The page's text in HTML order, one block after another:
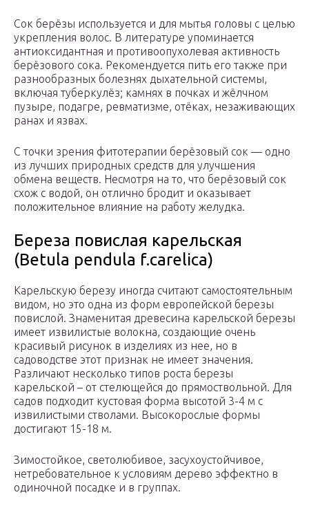
Сок берёзы используется и для мытья головы с целью
укрепления волос. В литературе упоминается
антиоксидантная и противоопухолевая активность
берёзового сока. Рекомендуется пить его также при
разнообразных болезнях дыхательной системы,
включая туберкулёз; камнях в почках и жёлчном
пузыре, подагре, ревматизме, отёках, незаживающих
ранах и язвах.
С точки зрения фитотерапии берёзовый сок — одно
из лучших природных средств для улучшения
обмена веществ. Несмотря на то, что берёзовый сок
схож с водой, он отлично бродит и оказывает
положительное влияние на работу желудка.
Береза повислая карельская
(Betula pendula f.carelica)
Карельскую березу иногда считают самостоятельным
видом, но это одна из форм европейской березы
повислой. Знаменитая древесина карельской березы
имеет извилистые волокна, создающие очень
красивый рисунок в изделиях из нее, но в
садоводстве этот признак не имеет значения.
Различают несколько типов роста березы
карельской – от стелющейся до прямоствольной. Для
садов подходит кустовая форма высотой 3-4 м с
извилистыми стволами. Высокорослые формы
достигают 15-18 м.
Зимостойкое, светолюбивое, засухоустойчивое,
нетребовательное к условиям дерево эффектно в
одиночной посадке и в группах.